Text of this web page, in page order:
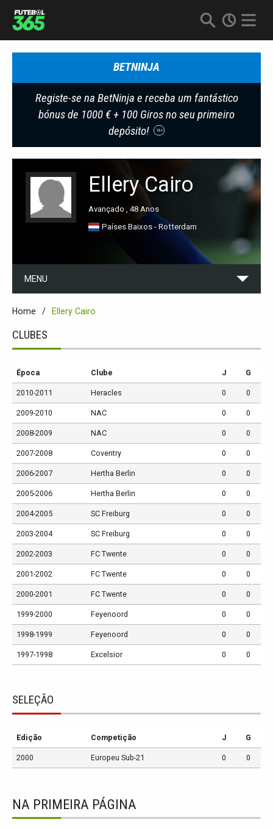
BETNINJA
Registe-se na BetNinja e receba um fantástico
bónus de 1000 € + 100 Giros no seu primeiro
depósito!
18+
Ellery Cairo
Avançado , 48 Anos
Países Baixos - Rotterdam
MENU
Home Ellery Cairo
CLUBES
Época Clube J G
2010-2011 Heracles 0 0
2009-2010 NAC 0 0
2008-2009 NAC 0 0
2007-2008 Coventry 0 0
2006-2007 Hertha Berlin 0 0
2005-2006 Hertha Berlin 0 0
2004-2005 SC Freiburg 0 0
2003-2004 SC Freiburg 0 0
2002-2003 FC Twente 0 0
2001-2002 FC Twente 0 0
2000-2001 FC Twente 0 0
1999-2000 Feyenoord 0 0
1998-1999 Feyenoord 0 0
1997-1998 Excelsior 0 0
SELEÇÃO
Edição Competição J G
2000 Europeu Sub-21 0 0
NA PRIMEIRA PÁGINA